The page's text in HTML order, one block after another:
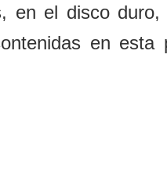
en el disco
en esta